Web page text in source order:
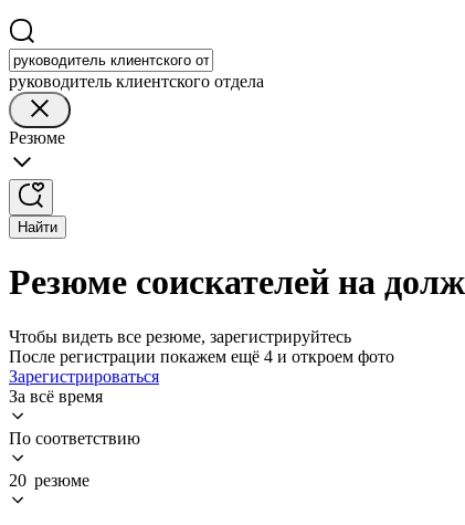
руководитель клиентского отдела
Резюме
Найти
Резюме соискателей на
Чтобы видеть все резюме, зарегистрируйтесь
После регистрации покажем ещё 4 и откроем фото
Зарегистрироваться
За всё время
По соответствию
20 резюме